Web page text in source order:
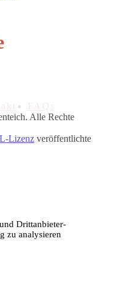
FAQs
Alle Rechte
Lizenz veröffentlichte
Drittanbieter-
zu analysieren